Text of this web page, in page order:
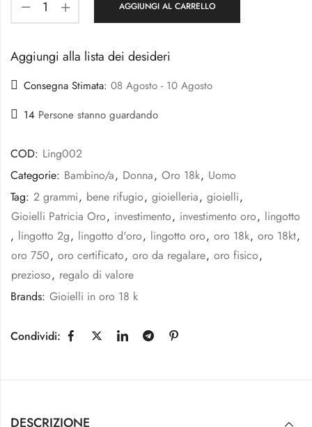
AGGIUNGI AL CARRELLO
Aggiungi alla lista dei desideri
Consegna Stimata: 08 Agosto - 10 Agosto
14 Persone stanno guardando
COD: Ling002
Categorie: Bambino/a, Donna, Oro 18k, Uomo
Tag: 2 grammi, bene rifugio, gioielleria, gioielli,
Gioielli Patricia Oro, investimento, investimento oro, lingotto
, lingotto 2g, lingotto d'oro, lingotto oro, oro 18k, oro 18kt,
oro 750, oro certificato, oro da regalare, oro fisico,
prezioso, regalo di valore
Brands: Gioielli in oro 18 k
Condividi:
DESCRIZIONE